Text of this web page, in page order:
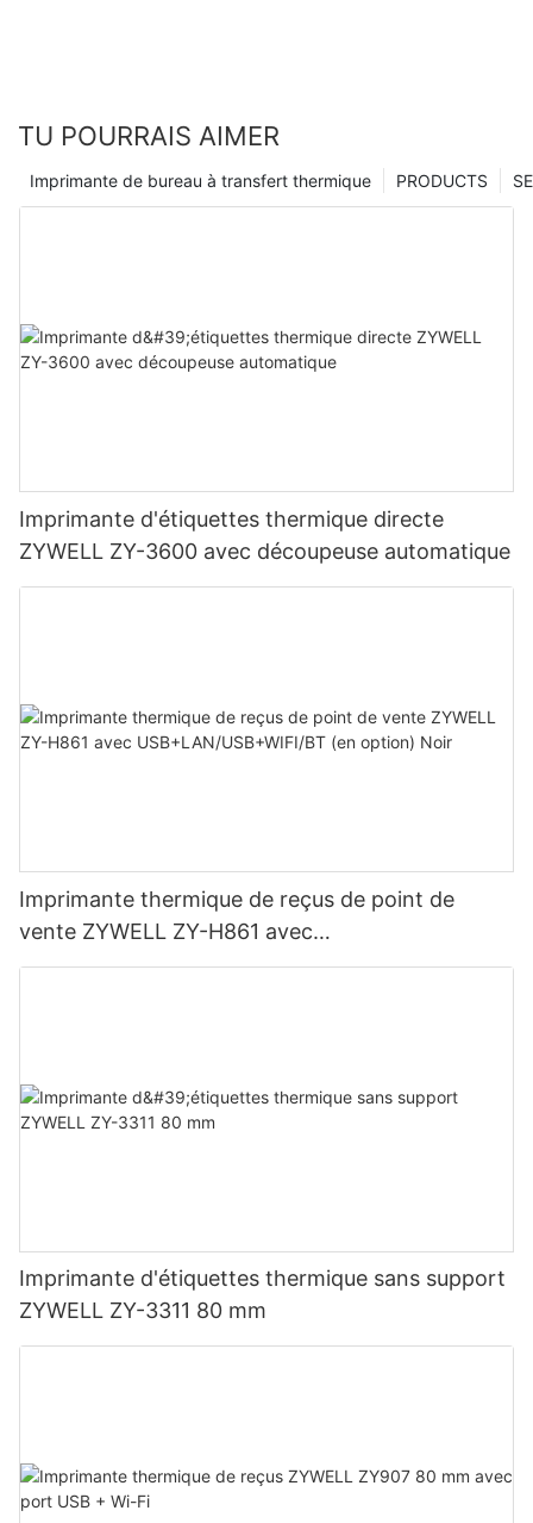
TU POURRAIS AIMER
PRODUCTS
Imprimante de bureau à transfert thermique
Imprimante d'étiquettes thermique directe
ZYWELL ZY-3600 avec découpeuse automatique
Imprimante thermique de reçus de point de
vente ZYWELL ZY-H861 avec
USB+LAN/USB+WIFI/BT (en option) Noir
Imprimante d'étiquettes thermique sans support
ZYWELL ZY-3311 80 mm